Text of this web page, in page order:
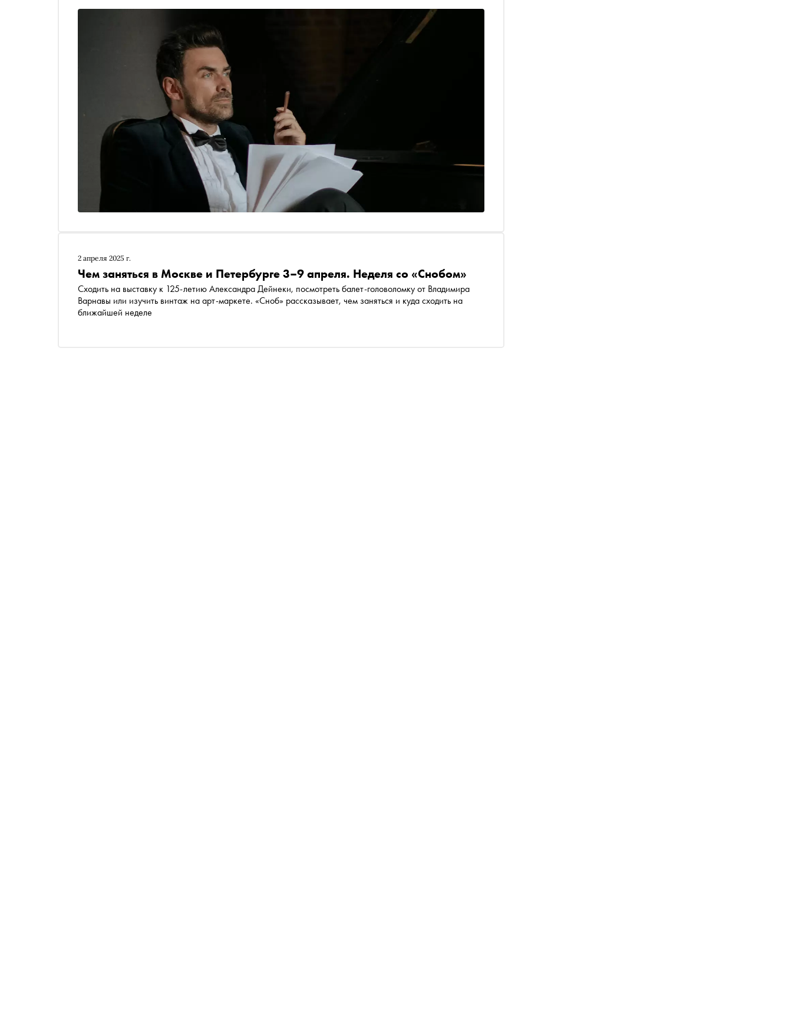
2 апреля 2025 г.
Чем заняться в Москве и Петербурге 3–9 апреля. Неделя со «Снобом»
Сходить на выставку к 125-летию Александра Дейнеки, посмотреть балет-головоломку от Владимира
Варнавы или изучить винтаж на арт-маркете. «Сноб» рассказывает, чем заняться и куда сходить на
ближайшей неделе